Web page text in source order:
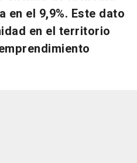
en el 9,9%. Este dato
en el territorio